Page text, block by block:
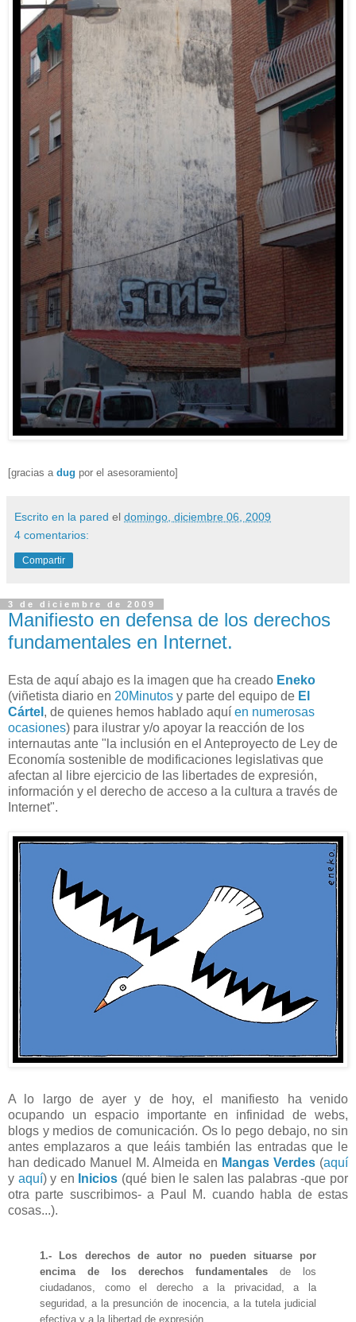
[gracias a dug por el asesoramiento]
Escrito en la pared el domingo, diciembre 06, 2009
4 comentarios:
Compartir
3 de diciembre de 2009
Manifiesto en defensa de los derechos
fundamentales en Internet.
Esta de aquí abajo es la imagen que ha creado Eneko
(viñetista diario en 20Minutos y parte del equipo de El
Cártel , de quienes hemos hablado aquí en numerosas
ocasiones) para ilustrar y/o apoyar la reacción de los
internautas ante "la inclusión en el Anteproyecto de Ley de
Economía sostenible de modificaciones legislativas que
afectan al libre ejercicio de las libertades de expresión,
información y el derecho de acceso a la cultura a través de
Internet".
A lo largo de ayer y de hoy, el manifiesto ha venido
ocupando un espacio importante en infinidad de webs,
blogs y medios de comunicación. Os lo pego debajo, no sin
antes emplazaros a que leáis también las entradas que le
han dedicado Manuel M. Almeida en Mangas Verdes (aquí
y aquí) y en Inicios (qué bien le salen las palabras -que por
otra parte suscribimos- a Paul M. cuando habla de estas
cosas...).
1.- Los derechos de autor no pueden situarse por
encima de los derechos fundamentales de los
ciudadanos, como el derecho a la privacidad, a la
seguridad, a la presunción de inocencia, a la tutela judicial
efectiva y a la libertad de expresión.